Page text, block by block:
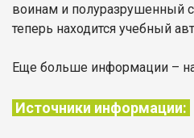
воинам и полуразрушенный
теперь находится учебный
Еще больше информации – на
Источники информации: